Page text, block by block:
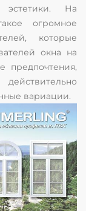
На
огромное
которые
окна на
предпочтения,
вариации.